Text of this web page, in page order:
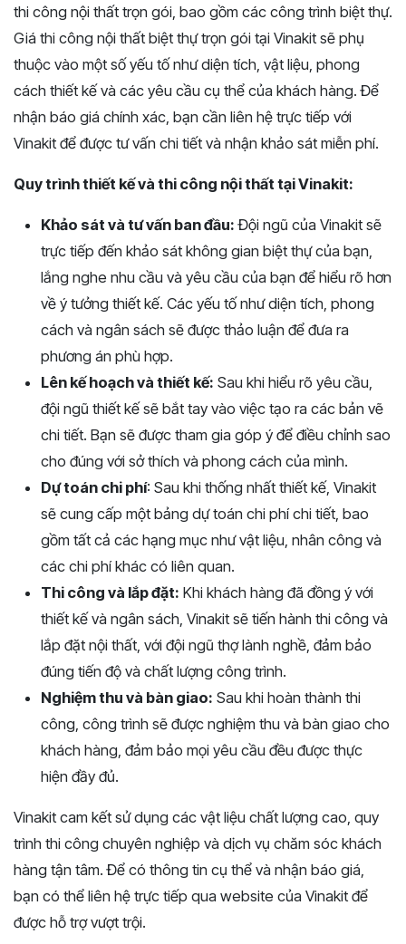
thi công nội thất trọn gói, bao gồm các công trình biệt thự.
Giá thi công nội thất biệt thự trọn gói tại Vinakit sẽ phụ
thuộc vào một số yếu tố như diện tích, vật liệu, phong
cách thiết kế và các yêu cầu cụ thể của khách hàng. Để
nhận báo giá chính xác, bạn cần liên hệ trực tiếp với
Vinakit để được tư vấn chi tiết và nhận khảo sát miễn phí.
Quy trình thiết kế và thi công nội thất tại Vinakit:
Khảo sát và tư vấn ban đầu: Đội ngũ của Vinakit sẽ
trực tiếp đến khảo sát không gian biệt thự của bạn,
lắng nghe nhu cầu và yêu cầu của bạn để hiểu rõ hơn
về ý tưởng thiết kế. Các yếu tố như diện tích, phong
cách và ngân sách sẽ được thảo luận để đưa ra
phương án phù hợp.
Lên kế hoạch và thiết kế: Sau khi hiểu rõ yêu cầu,
đội ngũ thiết kế sẽ bắt tay vào việc tạo ra các bản vẽ
chi tiết. Bạn sẽ được tham gia góp ý để điều chỉnh sao
cho đúng với sở thích và phong cách của mình.
Dự toán chi phí: Sau khi thống nhất thiết kế, Vinakit
sẽ cung cấp một bảng dự toán chi phí chi tiết, bao
gồm tất cả các hạng mục như vật liệu, nhân công và
các chi phí khác có liên quan.
Thi công và lắp đặt: Khi khách hàng đã đồng ý với
thiết kế và ngân sách, Vinakit sẽ tiến hành thi công và
lắp đặt nội thất, với đội ngũ thợ lành nghề, đảm bảo
đúng tiến độ và chất lượng công trình.
Nghiệm thu và bàn giao: Sau khi hoàn thành thi
công, công trình sẽ được nghiệm thu và bàn giao cho
khách hàng, đảm bảo mọi yêu cầu đều được thực
hiện đầy đủ.
Vinakit cam kết sử dụng các vật liệu chất lượng cao, quy
trình thi công chuyên nghiệp và dịch vụ chăm sóc khách
hàng tận tâm. Để có thông tin cụ thể và nhận báo giá,
bạn có thể liên hệ trực tiếp qua website của Vinakit để
được hỗ trợ vượt trội.